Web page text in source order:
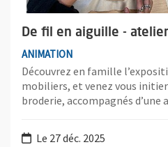
De fil en aiguille -
ANIMATION
Découvrez en famille
mobiliers, et venez vous
broderie, accompagnés d’une
Le 27 déc. 2025